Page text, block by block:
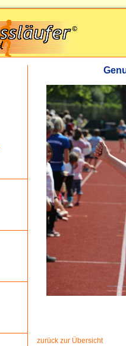
zurück zur Übersicht